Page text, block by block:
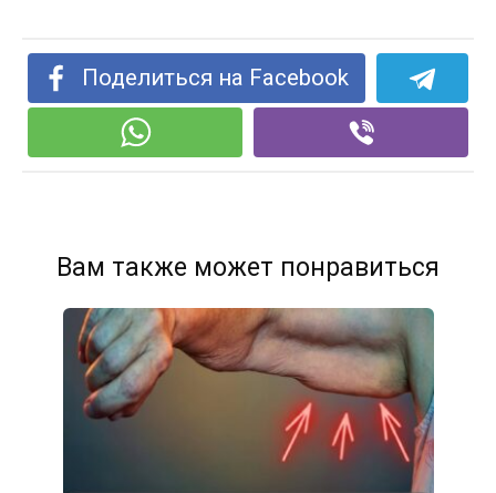
Поделиться на Facebook
Вам также может понравиться